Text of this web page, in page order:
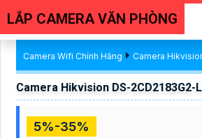
LẮP CAMERA VĂN PHÒNG
Camera Wifi Chính Hãng Camera
Camera Hikvision DS-2CD2183G2-
5%-35%